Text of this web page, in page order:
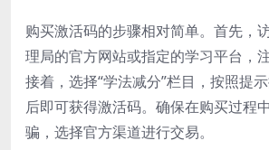
购买激活码的步骤相对简单。首先，
理局的官方网站或指定的学习平台，
接着，选择“学法减分”栏目，按照提
后即可获得激活码。确保在购买过程
骗，选择官方渠道进行交易。